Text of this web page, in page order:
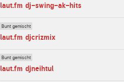
laut.fm dj-swing-ak-hits
Bunt gemischt
laut.fm djcrizmix
Bunt gemischt
laut.fm djneihtul